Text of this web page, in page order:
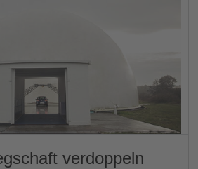
verdoppeln